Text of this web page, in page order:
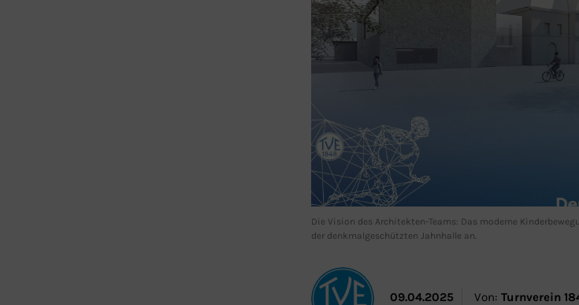
Die Vision des Architekten-Teams: Das moderne
der denkmalgeschützten Jahnhalle an.
09.04.2025 Von: Turnverein